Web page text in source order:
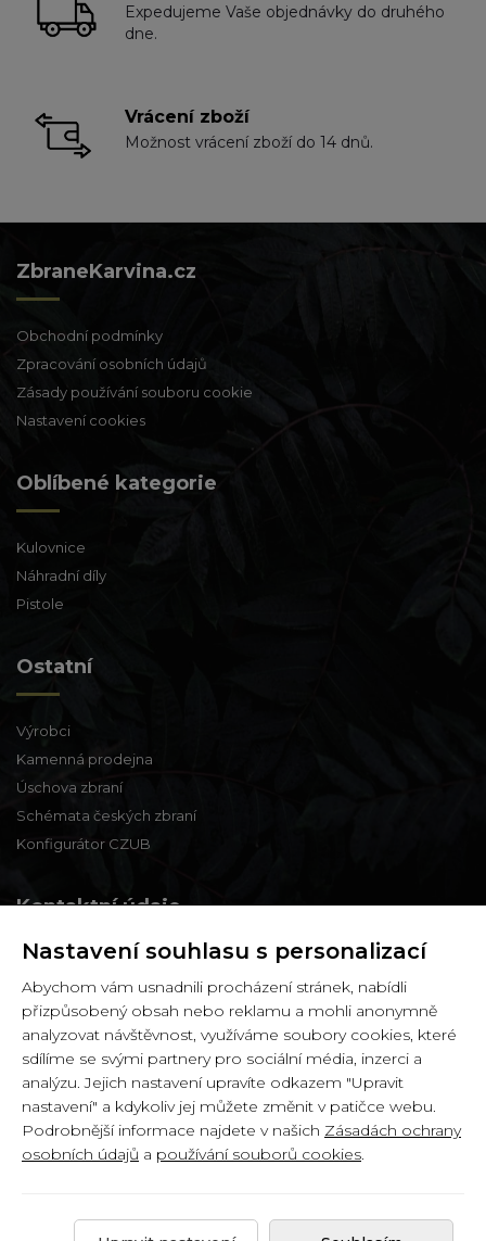
Expedujeme Vaše objednávky do druhého
dne.
Vrácení zboží
Možnost vrácení zboží do 14 dnů.
ZbraneKarvina.cz
Obchodní podmínky
Zpracování osobních údajů
Zásady používání souboru cookie
Nastavení cookies
Oblíbené kategorie
Kulovnice
Náhradní díly
Pistole
Ostatní
Výrobci
Kamenná prodejna
Úschova zbraní
Schémata českých zbraní
Konfigurátor CZUB
Kontaktní údaje
Zbraně a střelivo Karviná
Zámecká 99,
Karviná - Fryštát,
733 01
IČ: 65900634
DIČ: CZ6358030426
Copyright © 2026 byZbranekarvina.cz.
Nastavení souhlasu s personalizací
Abychom vám usnadnili procházení stránek, nabídli
přizpůsobený obsah nebo reklamu a mohli anonymně
analyzovat návštěvnost, využíváme soubory cookies, které
sdílíme se svými partnery pro sociální média, inzerci a
analýzu. Jejich nastavení upravíte odkazem "Upravit
nastavení" a kdykoliv jej můžete změnit v patičce webu.
Podrobnější informace najdete v našich Zásadách ochrany
osobních údajů a používání souborů cookies.